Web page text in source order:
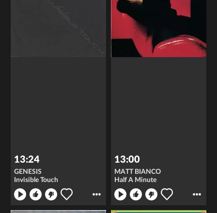
13:24
GENESIS
Invisible Touch
13:00
MATT BIANCO
Half A Minute